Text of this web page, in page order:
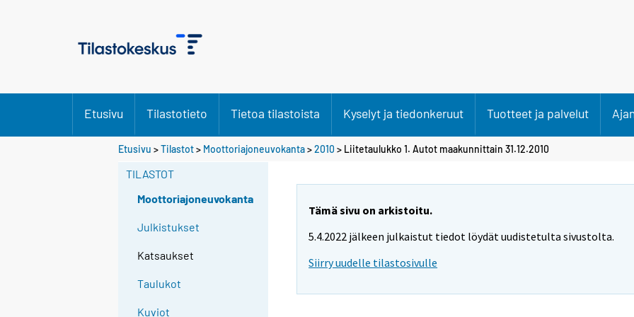
Etusivu Tilastotieto Tietoa tilastoista Kyselyt ja tiedonkeruut Tuotteet ja palvelut
Etusivu >Tilastot> Moottoriajoneuvokanta>2010 > Liitetaulukko 1. Autot maakunnittain 31.12.2010
TILASTOT
Moottoriajoneuvokanta
Julkistukset
Katsaukset
Taulukot
Kuviot
Tämä sivu on arkistoitu.
5.4.2022 jälkeen julkaistut tiedot löydät uudistetulta sivustolta.
Siirry uudelle tilastosivulle